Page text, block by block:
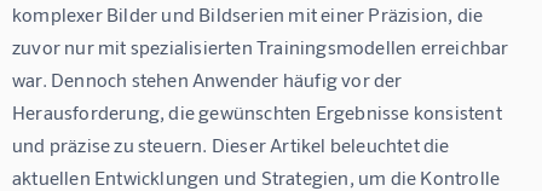
komplexer Bilder und Bildserien mit einer Präzision, die
zuvor nur mit spezialisierten Trainingsmodellen erreichbar
war. Dennoch stehen Anwender häufig vor der
Herausforderung, die gewünschten Ergebnisse konsistent
und präzise zu steuern. Dieser Artikel beleuchtet die
aktuellen Entwicklungen und Strategien, um die Kontrolle